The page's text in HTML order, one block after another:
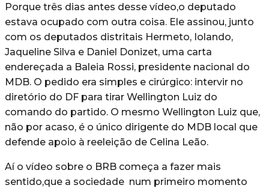
Porque três dias antes desse vídeo,o deputado
estava ocupado com outra coisa. Ele assinou, junto
com os deputados distritais Hermeto, Iolando,
Jaqueline Silva e Daniel Donizet, uma carta
endereçada a Baleia Rossi, presidente nacional do
MDB. O pedido era simples e cirúrgico: intervir no
diretório do DF para tirar Wellington Luiz do
comando do partido. O mesmo Wellington Luiz que,
não por acaso, é o único dirigente do MDB local que
defende apoio à reeleição de Celina Leão.
Aí o vídeo sobre o BRB começa a fazer mais
sentido,que a sociedade num primeiro momento